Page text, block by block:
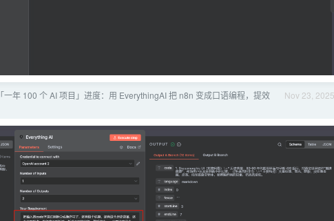
Nov 23, 2025
「一年 100 个 AI 项目」进度：用 EverythingAI 把 n8n 变成口语编程，提效